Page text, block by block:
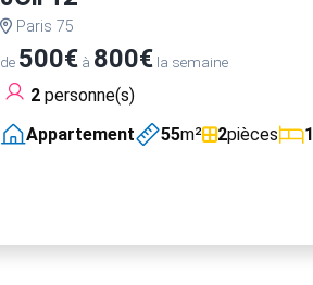
Paris 75
de 500€à 800€la semaine
2personne(s)
Appartement
55m² 2pièces 1